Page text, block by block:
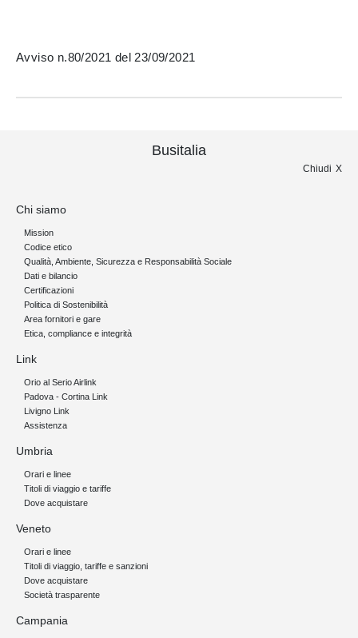
Avviso n.80/2021 del 23/09/2021
Busitalia
Chiudi
Chi siamo
Mission
Codice etico
Qualità, Ambiente, Sicurezza e Responsabilità Sociale
Dati e bilancio
Certificazioni
Politica di Sostenibilità
Area fornitori e gare
Etica, compliance e integrità
Link
Orio al Serio Airlink
Padova - Cortina Link
Livigno Link
Assistenza
Umbria
Orari e linee
Titoli di viaggio e tariffe
Dove acquistare
Veneto
Orari e linee
Titoli di viaggio, tariffe e sanzioni
Dove acquistare
Società trasparente
Campania